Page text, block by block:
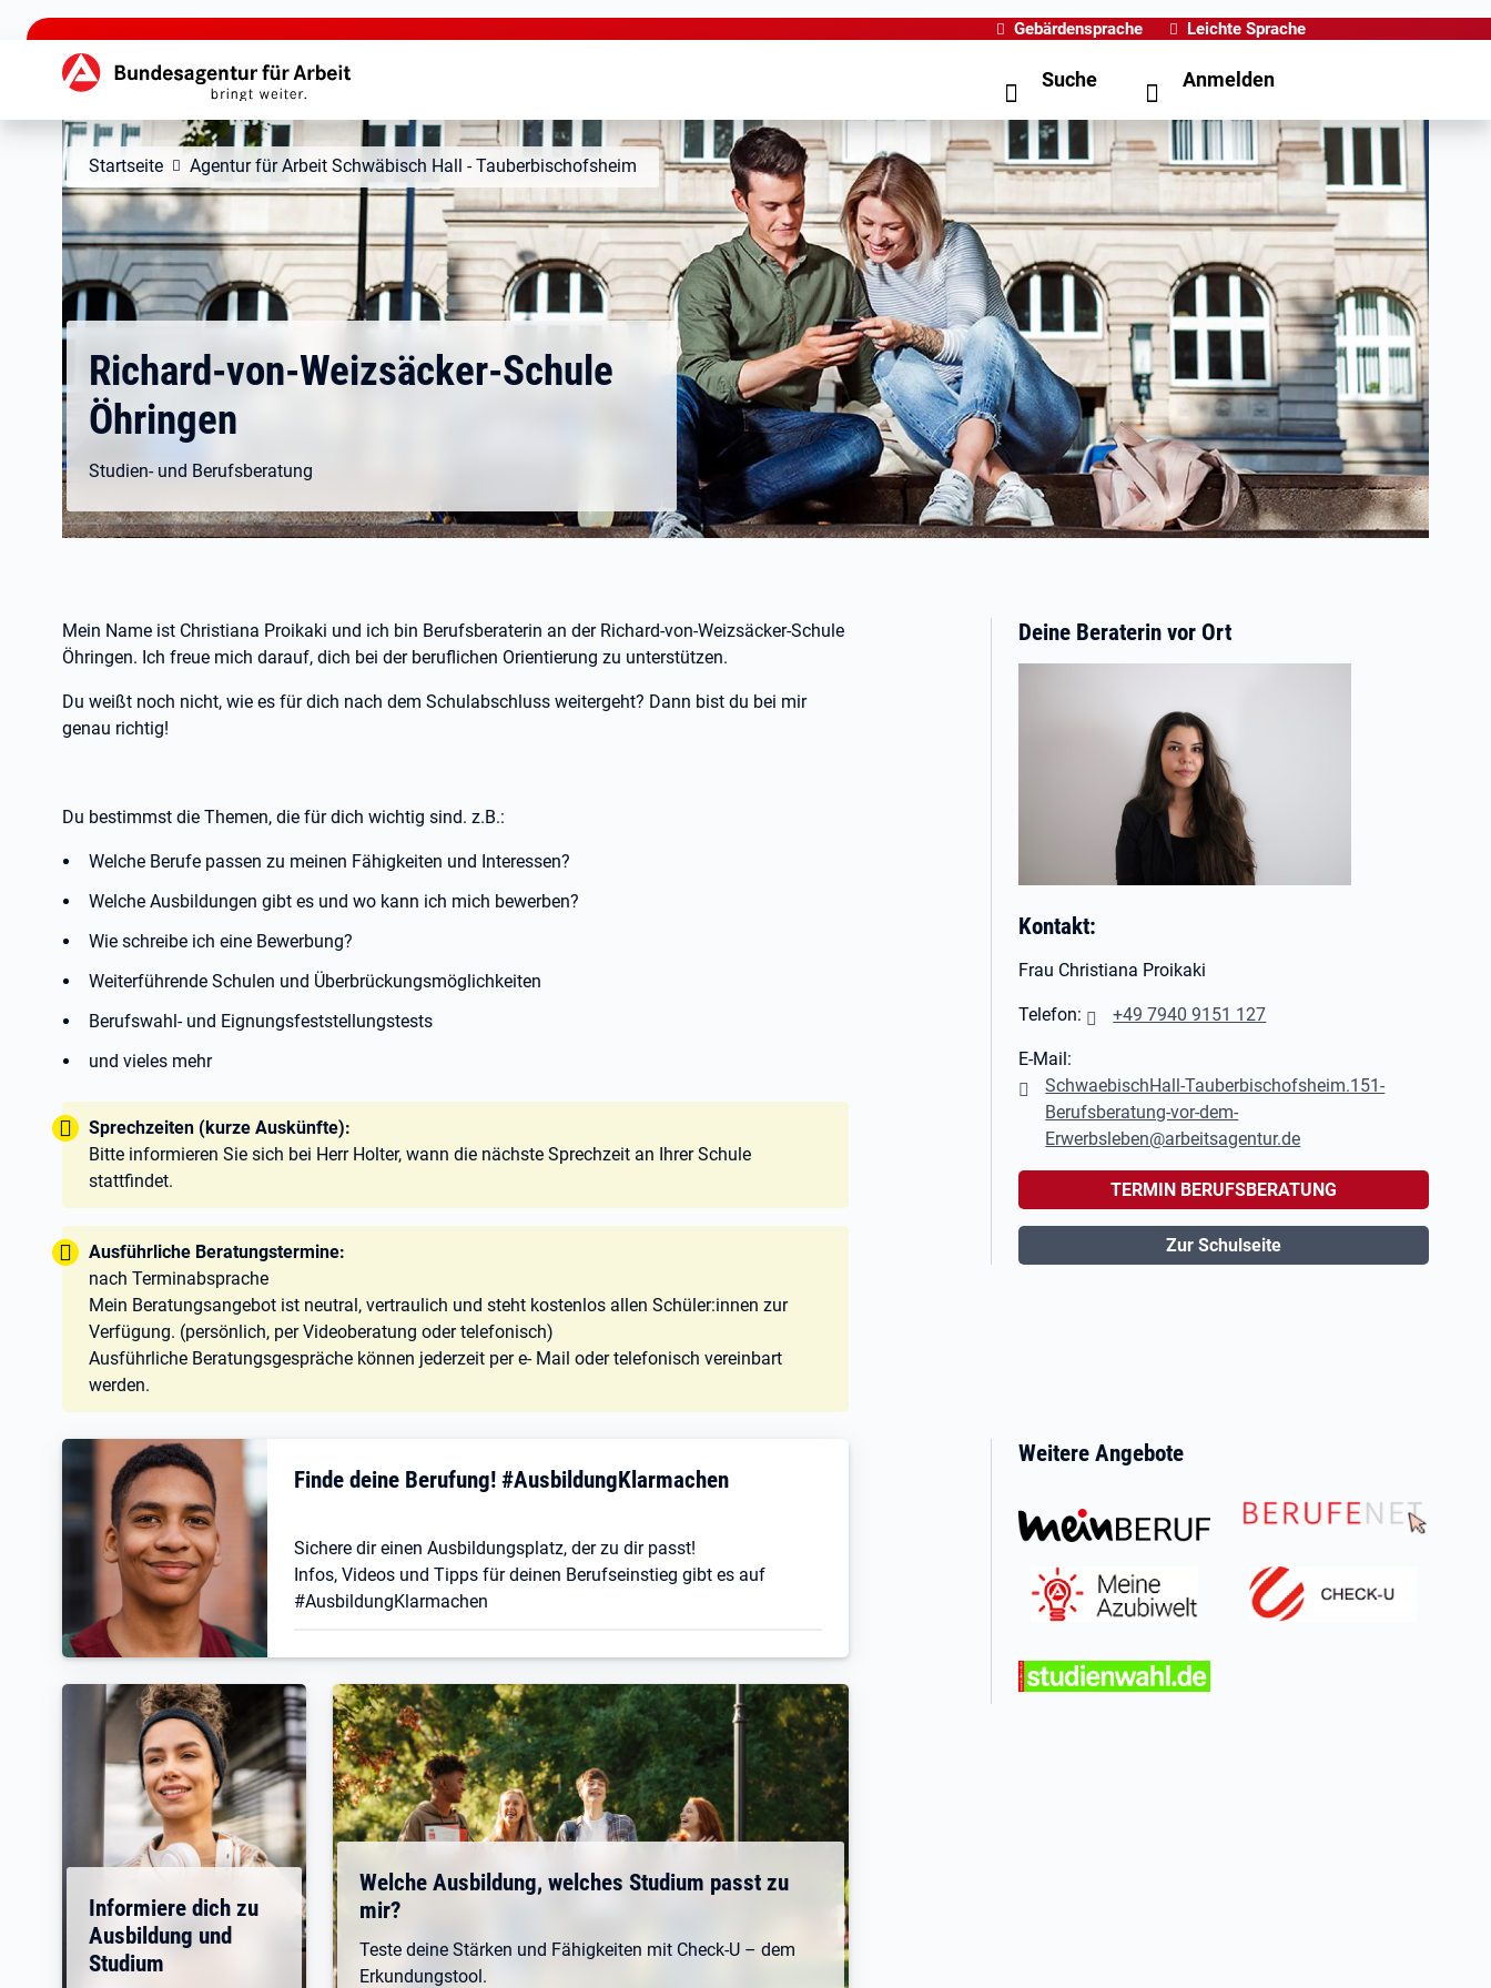
zu den Hauptinhalten springen
Gebärdensprache Leichte Sprache
Hauptnavigation Suche Anmelden
Startseite Agentur für Arbeit Schwäbisch Hall - Tauberbischofsheim
Richard-von-Weizsäcker-Schule
Öhringen
Studien- und Berufsberatung
Mein Name ist Christiana Proikaki und ich bin Berufsberaterin an der Richard-von-Weizsäcker-Schule
Öhringen. Ich freue mich darauf, dich bei der beruflichen Orientierung zu unterstützen.
Du weißt noch nicht, wie es für dich nach dem Schulabschluss weitergeht? Dann bist du bei mir
genau richtig!
Du bestimmst die Themen, die für dich wichtig sind. z.B.:
Welche Berufe passen zu meinen Fähigkeiten und Interessen?
Welche Ausbildungen gibt es und wo kann ich mich bewerben?
Wie schreibe ich eine Bewerbung?
Weiterführende Schulen und Überbrückungsmöglichkeiten
Berufswahl- und Eignungsfeststellungstests
und vieles mehr
Tipp:
Sprechzeiten (kurze Auskünfte):
Bitte informieren Sie sich bei Herr Holter, wann die nächste Sprechzeit an Ihrer Schule
stattfindet.
Tipp:
Ausführliche Beratungstermine:
nach Terminabsprache
Mein Beratungsangebot ist neutral, vertraulich und steht kostenlos allen Schüler:innen zur
Verfügung. (persönlich, per Videoberatung oder telefonisch)
Ausführliche Beratungsgespräche können jederzeit per e- Mail oder telefonisch vereinbart
werden.
Deine Beraterin vor Ort
Kontakt:
Frau Christiana Proikaki
Telefon: +49 7940 9151 127
E-Mail:
SchwaebischHall-Tauberbischofsheim.151-
Berufsberatung-vor-dem-
Erwerbsleben@arbeitsagentur.de
TERMIN BERUFSBERATUNG
Zur Schulseite
Finde deine Berufung! #AusbildungKlarmachen
Sichere dir einen Ausbildungsplatz, der zu dir passt!
Infos, Videos und Tipps für deinen Berufseinstieg gibt es auf
#AusbildungKlarmachen
Informiere dich zu
Ausbildung und
Studium
Welche Ausbildung, welches Studium passt zu
mir?
Teste deine Stärken und Fähigkeiten mit Check-U – dem
Erkundungstool.
Weitere Angebote